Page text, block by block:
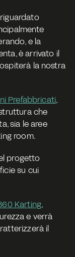
e la
è arrivato il
la nostra
Prefabbricati,
che
sia le aree
room.
progetto
su cui
Karting,
e verrà
il